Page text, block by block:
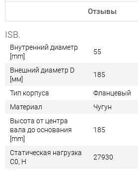
Отзывы
ISB.
Внутренний диаметр
[mm]
55
Внешний диаметр D
[мм]
185
Тип корпуса
Фланцевый
Материал
Чугун
Высота от центра
вала до основания
[mm]
185
Статическая нагрузка
C0, Н
27930